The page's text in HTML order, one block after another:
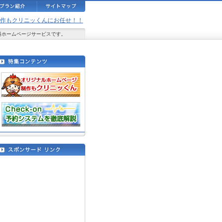
もクリニッくんにお任せ！！
ームページサービスです。